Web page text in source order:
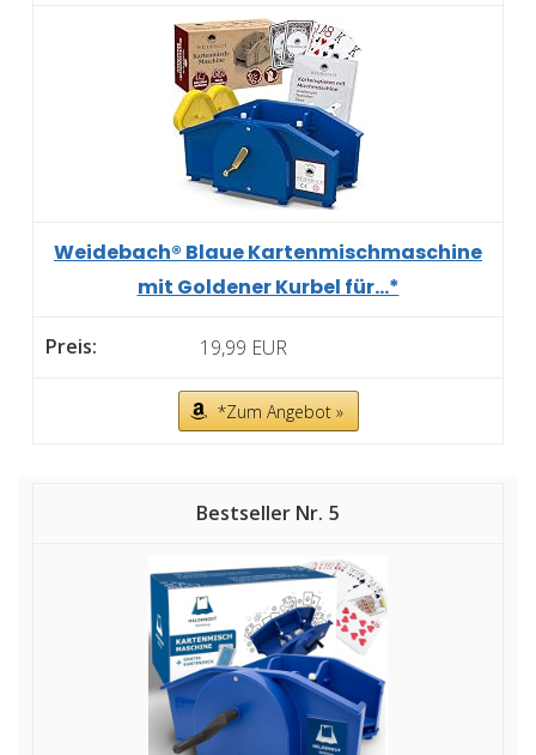
Weidebach® Blaue Kartenmischmaschine
mit Goldener Kurbel für...*
19,99 EUR
*Zum Angebot »
5